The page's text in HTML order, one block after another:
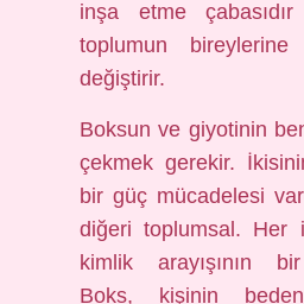
inşa etme
toplumun bireylerine
değiştirir.
Boksun ve giyotinin
çekmek gerekir.
bir güç mücadelesi
diğeri toplumsal. Her
kimlik arayışının bir
Boks, kişinin